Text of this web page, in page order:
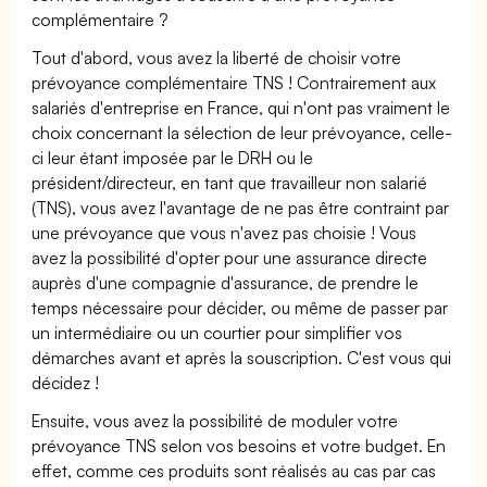
complémentaire ?
Tout d'abord, vous avez la liberté de choisir votre
prévoyance complémentaire TNS ! Contrairement aux
salariés d'entreprise en France, qui n'ont pas vraiment le
choix concernant la sélection de leur prévoyance, celle-
ci leur étant imposée par le DRH ou le
président/directeur, en tant que travailleur non salarié
(TNS), vous avez l'avantage de ne pas être contraint par
une prévoyance que vous n'avez pas choisie ! Vous
avez la possibilité d'opter pour une assurance directe
auprès d'une compagnie d'assurance, de prendre le
temps nécessaire pour décider, ou même de passer par
un intermédiaire ou un courtier pour simplifier vos
démarches avant et après la souscription. C'est vous qui
décidez !
Ensuite, vous avez la possibilité de moduler votre
prévoyance TNS selon vos besoins et votre budget. En
effet, comme ces produits sont réalisés au cas par cas